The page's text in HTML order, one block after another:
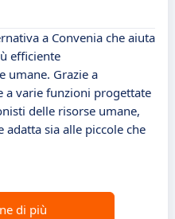
a Convenia che aiuta
efficiente
umane. Grazie a
a varie funzioni progettate
delle risorse umane,
adatta sia alle piccole che
di più